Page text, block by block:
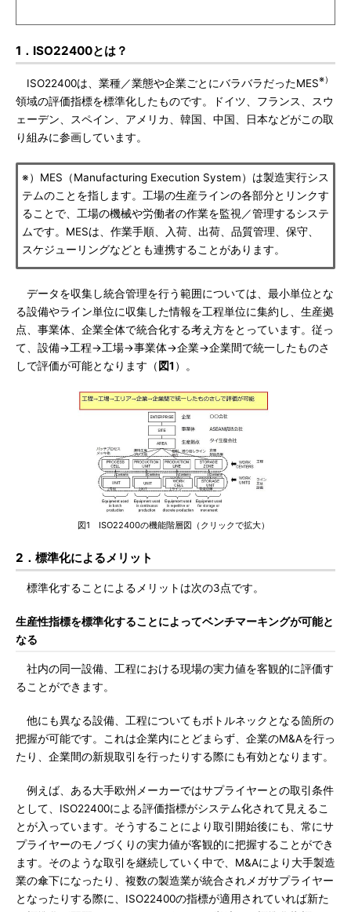
1．ISO22400とは？
ISO22400は、業種／業態や企業ごとにバラバラだったMES※）
領域の評価指標を標準化したものです。ドイツ、フランス、スウ
ェーデン、スペイン、アメリカ、韓国、中国、日本などがこの取
り組みに参画しています。
※）MES（Manufacturing Execution System）は製造実行シス
テムのことを指します。工場の生産ラインの各部分とリンクす
ることで、工場の機械や労働者の作業を監視／管理するシステ
ムです。MESは、作業手順、入荷、出荷、品質管理、保守、
スケジューリングなどとも連携することがあります。
データを収集し統合管理を行う範囲については、最小単位とな
る設備やライン単位に収集した情報を工程単位に集約し、生産拠
点、事業体、企業全体で統合化する考え方をとっています。従っ
て、設備→工程→工場→事業体→企業→企業間で統一したものさ
しで評価が可能となります（図1 ）。
図1 ISO22400の機能階層図（クリックで拡大）
2．標準化によるメリット
標準化することによるメリットは次の3点です。
生産性指標を標準化することによってベンチマーキングが可能と
なる
社内の同一設備、工程における現場の実力値を客観的に評価す
ることができます。
他にも異なる設備、工程についてもボトルネックとなる箇所の
把握が可能です。これは企業内にとどまらず、企業のM&Aを行っ
たり、企業間の新規取引を行ったりする際にも有効となります。
例えば、ある大手欧州メーカーではサプライヤーとの取引条件
として、ISO22400による評価指標がシステム化されて見えるこ
とが入っています。そうすることにより取引開始後にも、常にサ
プライヤーのモノづくりの実力値が客観的に把握することができ
ます。そのような取引を継続していく中で、M&Aにより大手製造
業の傘下になったり、複数の製造業が統合されメガサプライヤー
となったりする際に、ISO22400の指標が適用されていれば新た